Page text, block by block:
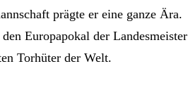
prägte er eine ganze Ära.
Europapokal der Landesmeister
Torhüter der Welt.